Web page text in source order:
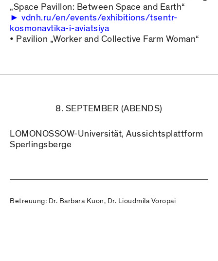
„Space Pavillon: Between Space and Earth“
vdnh.ru/en/events/exhibitions/tsentr-
kosmonavtika-i-aviatsiya
• Pavilion „Worker and Collective Farm Woman“
8. SEPTEMBER (ABENDS)
LOMONOSSOW-Universität, Aussichtsplattform
Sperlingsberge
Betreuung: Dr. Barbara Kuon, Dr. Lioudmila Voropai